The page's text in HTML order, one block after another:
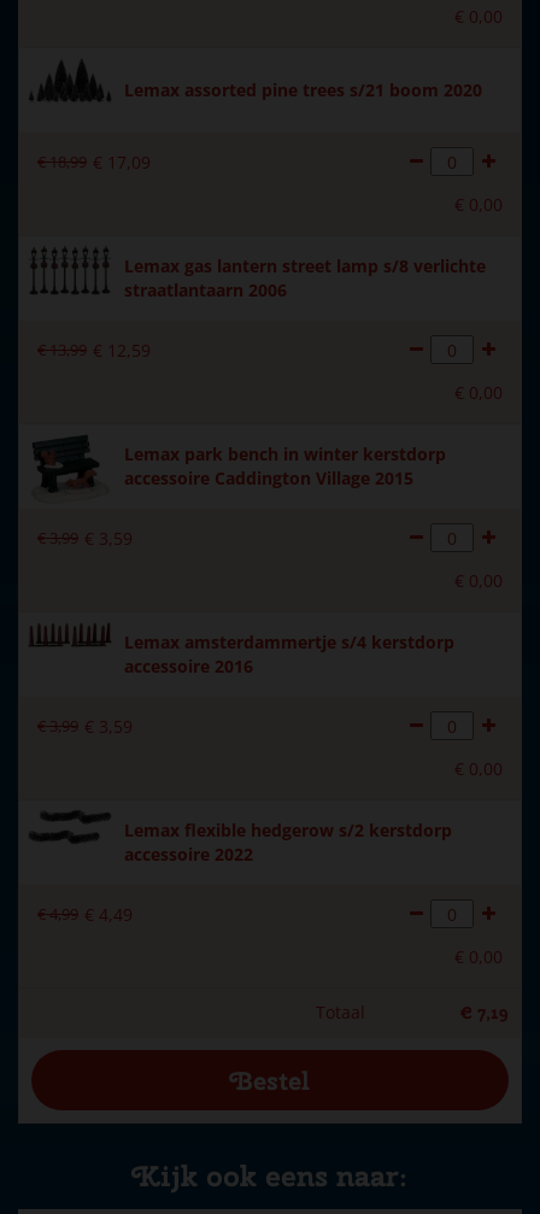
Met muziek Nee
Hoogte in cm 2
€ 0,00
Lemax assorted pine trees s/21 boom 2020
€18,99 € 17,09
€ 0,00
Lemax gas lantern street lamp s/8 verlichte
straatlantaarn 2006
€13,99 € 12,59
€ 0,00
Lemax park bench in winter kerstdorp
accessoire Caddington Village 2015
€3,99 € 3,59
€ 0,00
Lemax amsterdammertje s/4 kerstdorp
accessoire 2016
€3,99 € 3,59
€ 0,00
Lemax flexible hedgerow s/2 kerstdorp
accessoire 2022
€4,99 € 4,49
€ 0,00
Totaal € 7,19
Kijk ook eens naar: